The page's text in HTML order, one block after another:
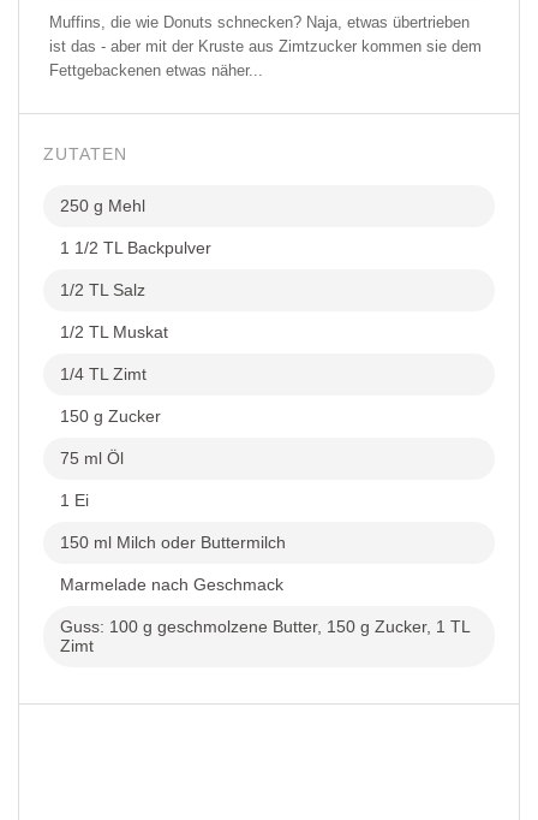
Muffins, die wie Donuts schnecken? Naja, etwas übertrieben
ist das - aber mit der Kruste aus Zimtzucker kommen sie dem
Fettgebackenen etwas näher...
ZUTATEN
250 g Mehl
1 1/2 TL Backpulver
1/2 TL Salz
1/2 TL Muskat
1/4 TL Zimt
150 g Zucker
75 ml Öl
1 Ei
150 ml Milch oder Buttermilch
Marmelade nach Geschmack
Guss: 100 g geschmolzene Butter, 150 g Zucker, 1 TL
Zimt